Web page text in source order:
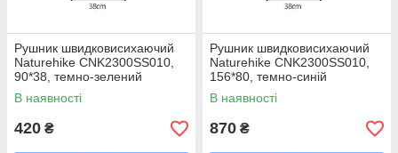
Рушник швидковисихаючий
Naturehike CNK2300SS010,
90*38, темно-зелений
В наявності
420 ₴
Рушник швидковисихаючий
Naturehike CNK2300SS010,
156*80, темно-синій
В наявності
870 ₴